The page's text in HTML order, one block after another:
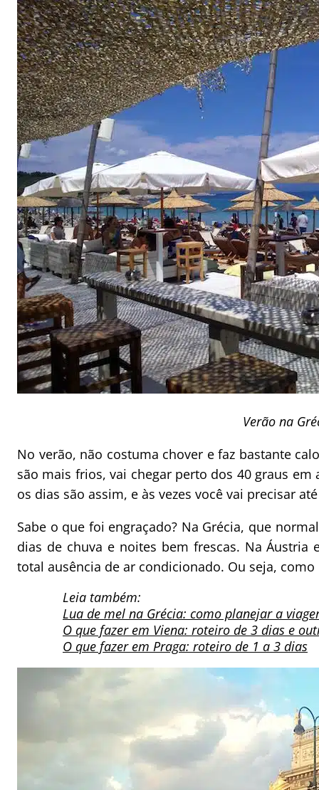
Verão na
No verão, não costuma chover e faz bastante
são mais frios, vai chegar perto dos 40 graus
os dias são assim, e às vezes você vai precisar
Sabe o que foi engraçado? Na Grécia, que
dias de chuva e noites bem frescas. Na Áustria
total ausência de ar condicionado. Ou seja,
Leia também:
Lua de mel na Grécia: como planejar a
O que fazer em Viena: roteiro de 3 dias e
O que fazer em Praga: roteiro de 1 a 3 dias